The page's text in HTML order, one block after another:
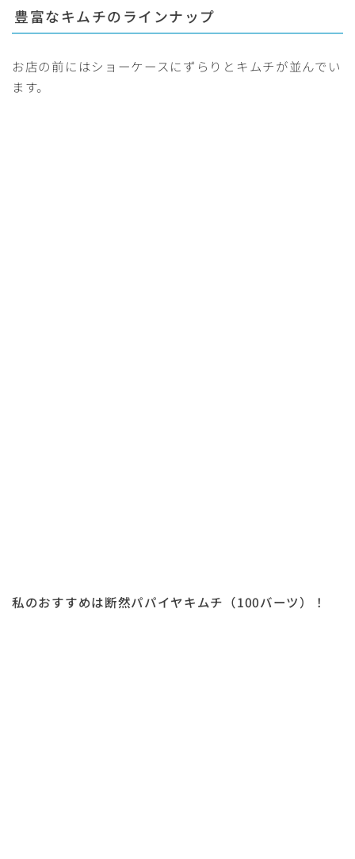
豊富なキムチのラインナップ
お店の前にはショーケースにずらりとキムチが並んでい
ます。
私のおすすめは断然パパイヤキムチ（100バーツ）！